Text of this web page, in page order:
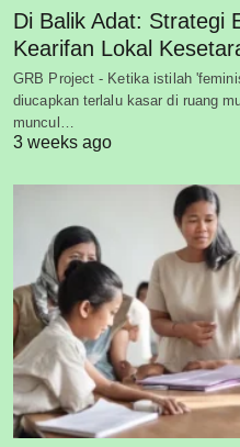
Di Balik Adat: Strategi
Kearifan Lokal
GRB Project - Ketika istilah
diucapkan terlalu kasar di ruang
muncul…
3 weeks ago